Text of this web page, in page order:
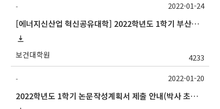
-
[에너지신산업 혁신공유대학] 2022학년도 1학기 부산대학교 교류 수학 안내
보건대학원 4233
2022-01-24
-
2022학년도 1학기 논문작성계획서 제출 안내(박사 초심 일정 포함)_Thesis Proposal
2022-01-20